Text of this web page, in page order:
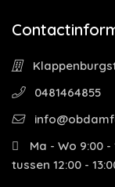
0481464855
Ma - Wo 9:00 -
tussen 12:00 -